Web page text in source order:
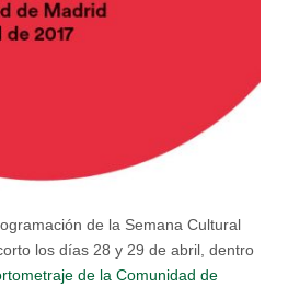
de la Semana Cultural
los días 28 y 29 de abril, dentro
de la Comunidad de